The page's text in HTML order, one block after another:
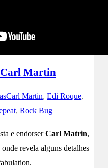
Carl Martin
Carl Martin, Edi Roque,
, Rock Bug
e endorserCarl Matrin,
revela alguns detalhes